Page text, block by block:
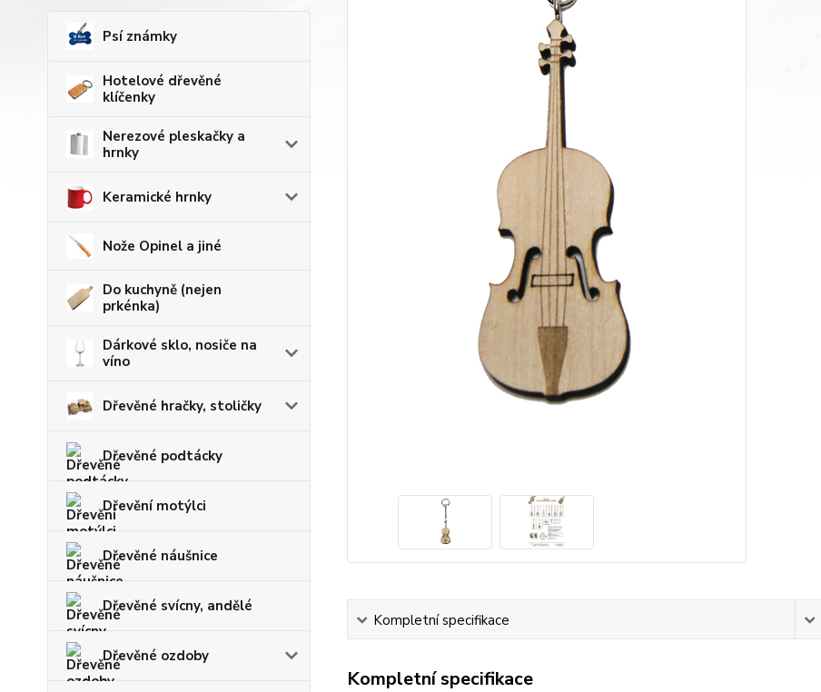
Psí známky
Hotelové dřevěné
klíčenky
Nerezové pleskačky a
hrnky
Keramické hrnky
Nože Opinel a jiné
Do kuchyně (nejen
prkénka)
Dárkové sklo, nosiče na
víno
Dřevěné hračky, stoličky
Dřevěné podtácky
Dřevění motýlci
Dřevěné náušnice
Dřevěné svícny, andělé
Dřevěné ozdoby
Kompletní specifikace
Kompletní specifikace